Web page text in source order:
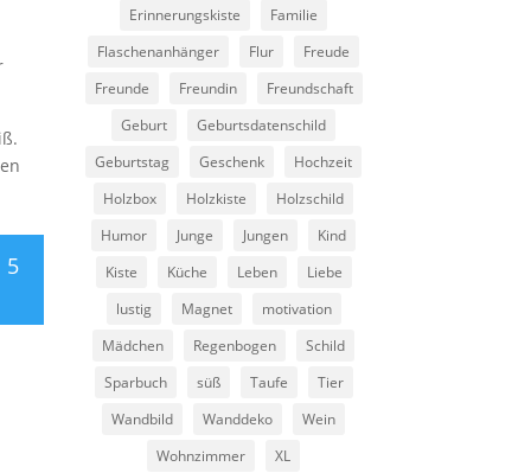
5
Erinnerungskiste
Familie
Flaschenanhänger
Flur
Freude
Freunde
Freundin
Freundschaft
Geburt
Geburtsdatenschild
Geburtstag
Geschenk
Hochzeit
Holzbox
Holzkiste
Holzschild
Humor
Junge Jungen
Kind
Kiste
Küche Leben
Liebe
lustig
Magnet
motivation
Mädchen
Regenbogen
Schild
Sparbuch
süß Taufe
Tier
Wandbild
Wanddeko
Wein
Wohnzimmer
XL